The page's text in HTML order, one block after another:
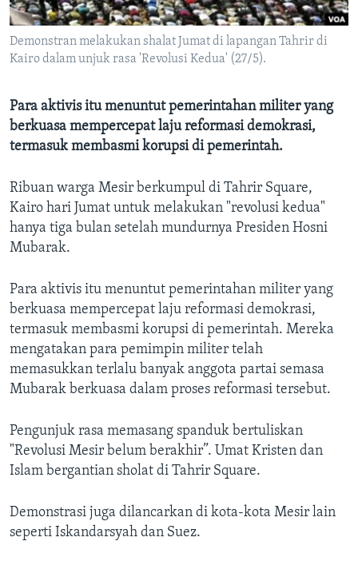
Demonstran melakukan shalat Jumat di lapangan Tahrir di
Kairo dalam unjuk rasa 'Revolusi Kedua' (27/5).
Para aktivis itu menuntut pemerintahan militer yang
berkuasa mempercepat laju reformasi demokrasi,
termasuk membasmi korupsi di pemerintah.
Ribuan warga Mesir berkumpul di Tahrir Square,
Kairo hari Jumat untuk melakukan "revolusi kedua"
hanya tiga bulan setelah mundurnya Presiden Hosni
Mubarak.
Para aktivis itu menuntut pemerintahan militer yang
berkuasa mempercepat laju reformasi demokrasi,
termasuk membasmi korupsi di pemerintah. Mereka
mengatakan para pemimpin militer telah
memasukkan terlalu banyak anggota partai semasa
Mubarak berkuasa dalam proses reformasi tersebut.
Pengunjuk rasa memasang spanduk bertuliskan
"Revolusi Mesir belum berakhir”. Umat Kristen dan
Islam bergantian sholat di Tahrir Square.
Demonstrasi juga dilancarkan di kota-kota Mesir lain
seperti Iskandarsyah dan Suez.